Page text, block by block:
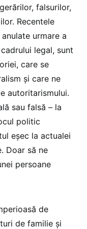
falsurilor,
Recentele
urmare a
legal, sunt
care se
și care ne
autoritarismului.
sau falsă – la
politic
eșec la actualei
Doar să ne
persoane
de
de familie și